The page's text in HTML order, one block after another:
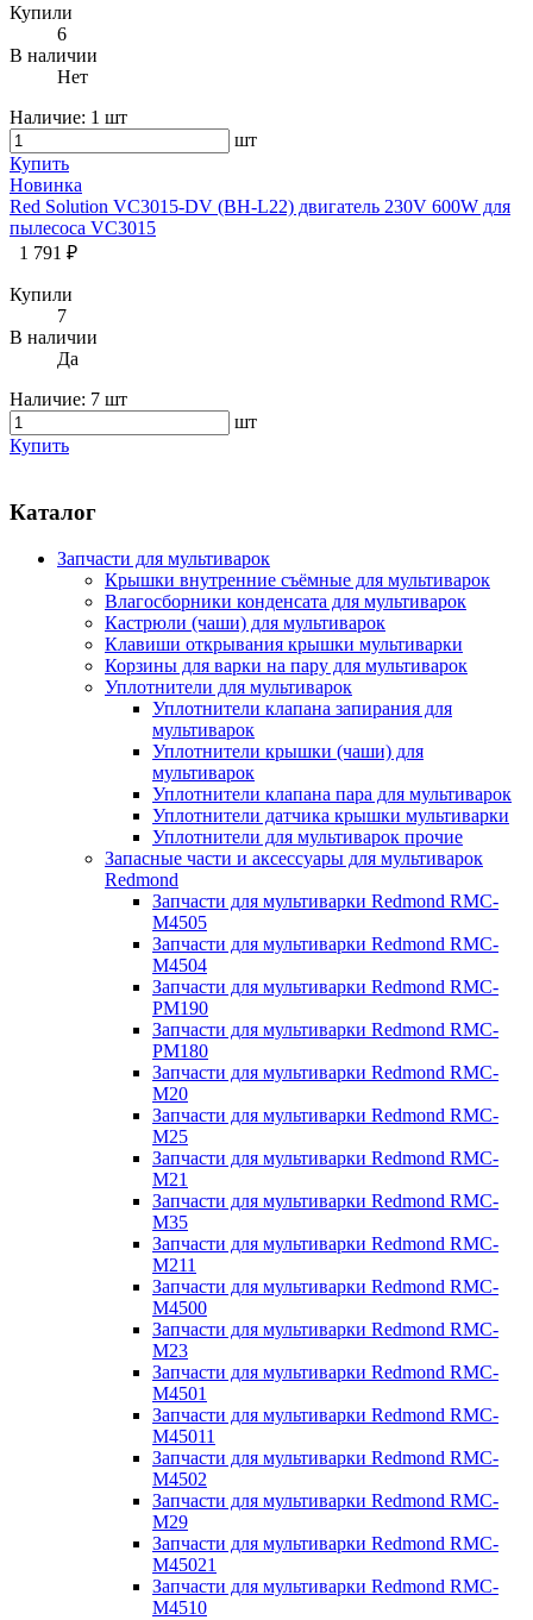
Купили
6
В наличии
Нет
Наличие: 1 шт
шт
Купить
Новинка
Red Solution VC3015-DV (BH-L22) двигатель 230V 600W для
пылесоса VC3015
1 791 ₽
Купили
7
В наличии
Да
Наличие: 7 шт
шт
Купить
Каталог
Запчасти для мультиварок
Крышки внутренние съёмные для мультиварок
Влагосборники конденсата для мультиварок
Кастрюли (чаши) для мультиварок
Клавиши открывания крышки мультиварки
Корзины для варки на пару для мультиварок
Уплотнители для мультиварок
Уплотнители клапана запирания для
мультиварок
Уплотнители крышки (чаши) для
мультиварок
Уплотнители клапана пара для мультиварок
Уплотнители датчика крышки мультиварки
Уплотнители для мультиварок прочие
Запасные части и аксессуары для мультиварок
Redmond
Запчасти для мультиварки Redmond RMC-
M4505
Запчасти для мультиварки Redmond RMC-
M4504
Запчасти для мультиварки Redmond RMC-
PM190
Запчасти для мультиварки Redmond RMC-
PM180
Запчасти для мультиварки Redmond RMC-
M20
Запчасти для мультиварки Redmond RMC-
M25
Запчасти для мультиварки Redmond RMC-
M21
Запчасти для мультиварки Redmond RMC-
M35
Запчасти для мультиварки Redmond RMC-
M211
Запчасти для мультиварки Redmond RMC-
M4500
Запчасти для мультиварки Redmond RMC-
M23
Запчасти для мультиварки Redmond RMC-
M4501
Запчасти для мультиварки Redmond RMC-
M45011
Запчасти для мультиварки Redmond RMC-
M4502
Запчасти для мультиварки Redmond RMC-
M29
Запчасти для мультиварки Redmond RMC-
M45021
Запчасти для мультиварки Redmond RMC-
M4510